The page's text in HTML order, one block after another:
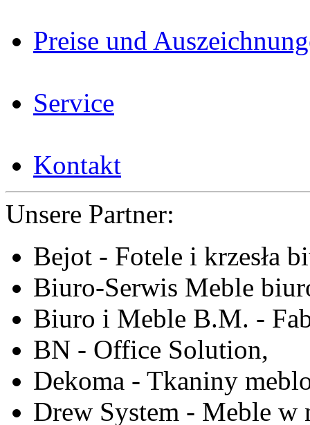
Preise und
Service
Kontakt
Unsere Partner:
Bejot - Fotele i krzesła
Biuro-Serwis Meble
Biuro i Meble B.M. -
BN - Office Solution,
Dekoma - Tkaniny
Drew System - Meble w